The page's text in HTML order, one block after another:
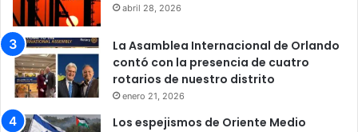
abril 28, 2026
La Asamblea Internacional de Orlando
contó con la presencia de cuatro
rotarios de nuestro distrito
enero 21, 2026
Los espejismos de Oriente Medio